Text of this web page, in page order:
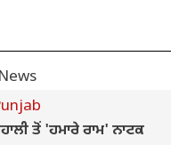
ਤੋਂ 'ਹਮਾਰੇ ਰਾਮ' ਨਾਟਕ